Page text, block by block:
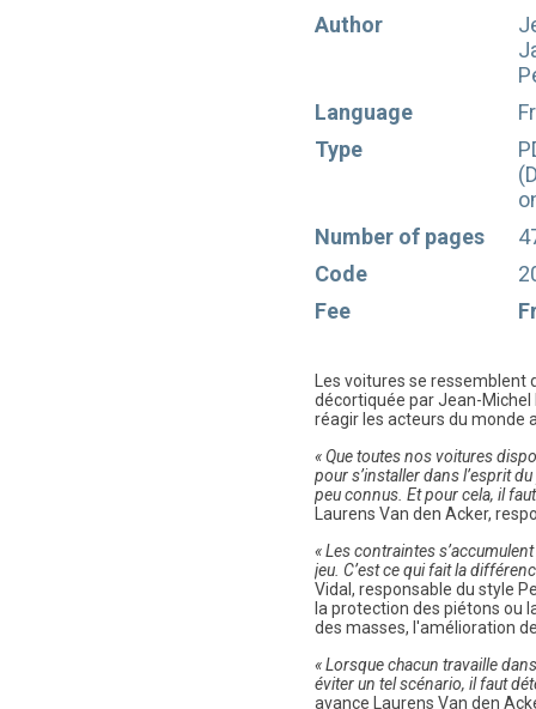
Author
Language
Type
Number of pages
Code
Fee
Les voitures se
décortiquée par Jean-
réagir les acteurs du monde
« Que toutes nos voitures
pour s’installer dans l’esprit
peu connus. Et pour cela, il
Laurens Van den Acker,
« Les contraintes
jeu. C’est ce qui fait la
Vidal, responsable du style
la protection des piétons ou
des masses, l'amélioration
« Lorsque chacun travaille
éviter un tel scénario, il faut
avance Laurens Van den